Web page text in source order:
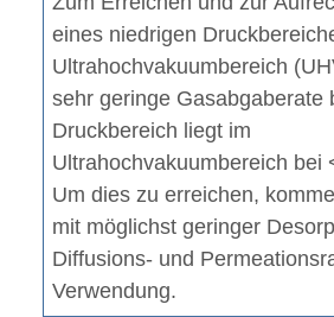
eines niedrigen
Ultrahochvakuumbereich
sehr geringe Gasabgaberate
Druckbereich liegt im
Ultrahochvakuumbereich bei
Um dies zu erreichen,
mit möglichst geringer
Diffusions- und
Verwendung.